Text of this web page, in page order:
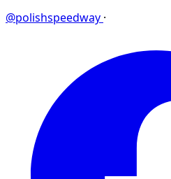
@polishspeedway ·